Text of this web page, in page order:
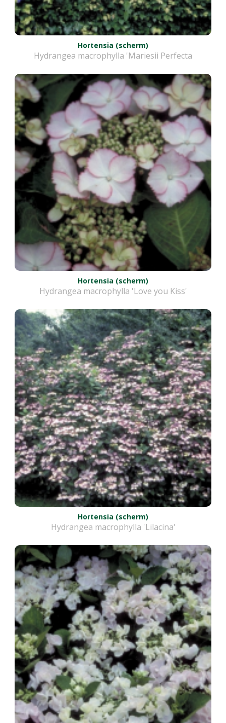
Hortensia (scherm)
Hydrangea macrophylla 'Mariesii Perfecta
Hortensia (scherm)
Hydrangea macrophylla 'Love you Kiss'
Hortensia (scherm)
Hydrangea macrophylla 'Lilacina'